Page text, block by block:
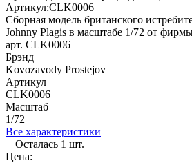
Артикул:CLK0006
Сборная модель британского
Johnny Plagis в масштабе 1/72 от
арт. CLK0006
Брэнд
Kovozavody Prostejov
Артикул
CLK0006
Масштаб
1/72
Все характеристики
Осталась 1 шт.
Цена: